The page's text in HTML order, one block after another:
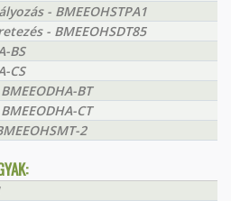
- BMEEOHSTPA1
- BMEEOHSDT85
BS
CS
BT
CT
2